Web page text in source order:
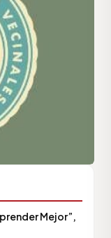
Mejor”,